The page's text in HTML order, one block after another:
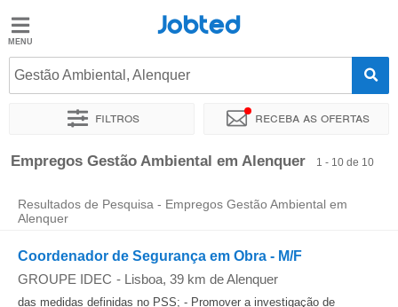
Jobted
Empregos
Salários
Jobted
Gestão Ambiental, Alenquer
Filtros Receba as ofertas
Ordenar por Localidade exata
Empregos Gestão Ambiental em Alenquer 1 - 10 de 10
Resultados de Pesquisa - Empregos Gestão Ambiental em
Alenquer
Coordenador de Segurança em Obra - M/F
GROUPE IDEC - Lisboa, 39 km de Alenquer
das medidas definidas no PSS; - Promover a investigação de